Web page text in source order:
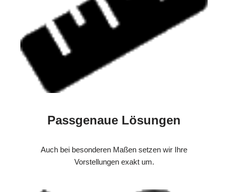
Passgenaue Lösungen
Auch bei besonderen Maßen setzen wir Ihre
Vorstellungen exakt um.